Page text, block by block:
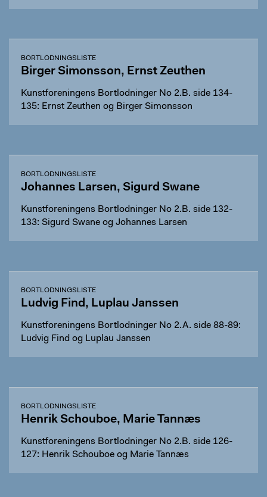
BORTLODNINGSLISTE
Birger Simonsson, Ernst Zeuthen
Kunstforeningens Bortlodninger No 2.B. side 134-
135: Ernst Zeuthen og Birger Simonsson
BORTLODNINGSLISTE
Johannes Larsen, Sigurd Swane
Kunstforeningens Bortlodninger No 2.B. side 132-
133: Sigurd Swane og Johannes Larsen
BORTLODNINGSLISTE
Ludvig Find, Luplau Janssen
Kunstforeningens Bortlodninger No 2.A. side 88-89:
Ludvig Find og Luplau Janssen
BORTLODNINGSLISTE
Henrik Schouboe, Marie Tannæs
Kunstforeningens Bortlodninger No 2.B. side 126-
127: Henrik Schouboe og Marie Tannæs